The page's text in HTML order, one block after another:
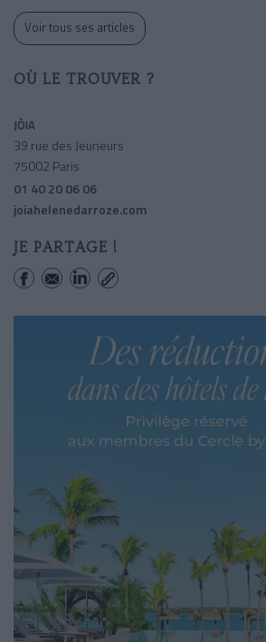
Voir tous ses articles
OÙ LE TROUVER ?
JÒIA
39 rue des Jeuneurs
75002 Paris
01 40 20 06 06
joiahelenedarroze.com
JE PARTAGE !